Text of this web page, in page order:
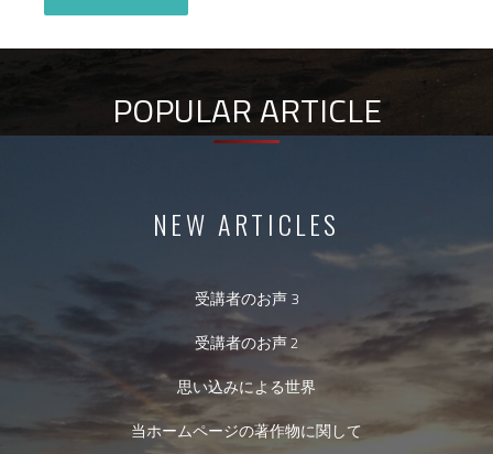
POPULAR ARTICLE
NEW ARTICLES
受講者のお声 3
受講者のお声 2
思い込みによる世界
当ホームページの著作物に関して